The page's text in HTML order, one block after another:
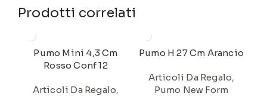
Prodotti correlati
Pumo Mini 4,3 Cm
Rosso Conf 12
Articoli Da Regalo,
Pumo H 27 Cm Arancio
Articoli Da Regalo,
Pumo New Form